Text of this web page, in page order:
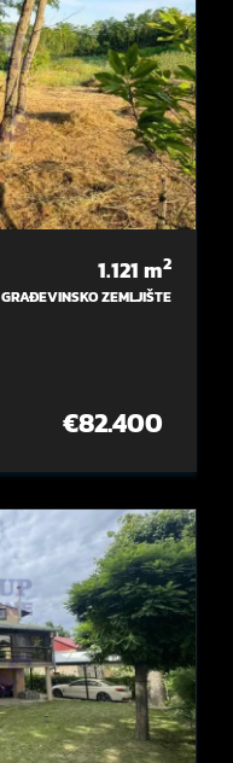
1.121m2
GRAĐEVINSKO ZEMLJIŠTE
€82.400